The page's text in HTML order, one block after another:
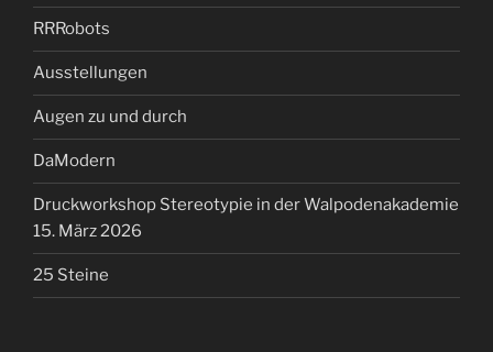
RRRobots
Ausstellungen
Augen zu und durch
DaModern
Druckworkshop Stereotypie in der Walpodenakademie
15. März 2026
25 Steine